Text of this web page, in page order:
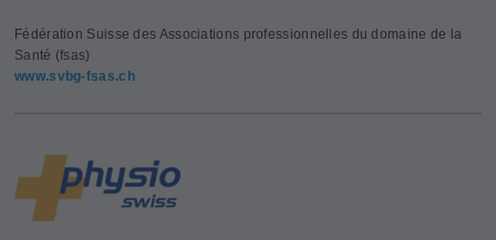
Fédération Suisse des Associations professionnelles du domaine de la
Santé (fsas)
www.svbg-fsas.ch